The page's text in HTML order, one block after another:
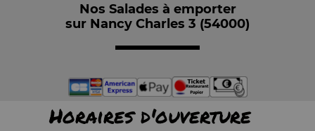
Nos Salades à emporter
sur Nancy Charles 3 (54000)
Horaires d'ouverture